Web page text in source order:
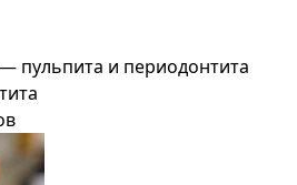
пульпита и периодонтита